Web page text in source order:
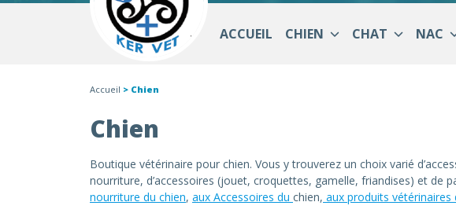
ACCUEIL CHIEN CHAT NAC
Accueil > Chien
Chien
Boutique vétérinaire pour chien. Vous y trouverez un choix varié
nourriture, d’accessoires (jouet, croquettes, gamelle, friandises) et de
nourriture du chien, aux Accessoires du chien, aux produits vétérinaires